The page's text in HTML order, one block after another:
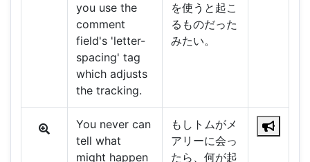
you use the
comment
field's 'letter-
spacing' tag
which adjusts
the tracking.
を使うと起こ
るものだった
みたい。
You never can
tell what
might happen
もしトムがメ
アリーに会っ
たら、何が起